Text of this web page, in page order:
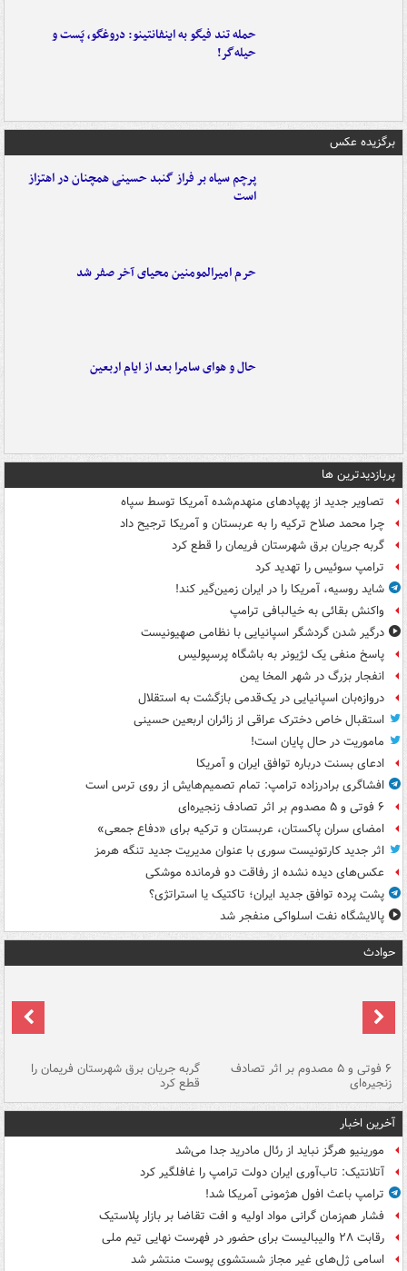
حمله تند فیگو به اینفانتینو: دروغگو، پَست‌ و
حیله‌گر!
برگزیده عکس
پرچم سیاه بر فراز گنبد حسینی همچنان در اهتزاز
است
حرم امیرالمومنین محیای آخر صفر شد
حال و هوای سامرا بعد از ایام اربعین
پربازدیدترین ها
تصاویر جدید از پهپادهای منهدم‌شده آمریکا توسط سپاه
چرا محمد صلاح ترکیه را به عربستان و آمریکا ترجیح داد
گربه جریان برق شهرستان فریمان را قطع کرد
ترامپ سوئیس را تهدید کرد
شاید روسیه، آمریکا را در ایران زمین‌گیر کند!
واکنش بقائی به خیالبافی ترامپ
درگیر شدن گردشگر اسپانیایی با نظامی صهیونیست
پاسخ منفی یک لژیونر به باشگاه پرسپولیس
انفجار بزرگ در شهر المخا یمن
دروازه‌بان اسپانیایی در یک‌قدمی بازگشت به استقلال
استقبال خاص دخترک عراقی از زائران اربعین حسینی
ماموریت در حال پایان است!
ادعای بسنت درباره توافق ایران و آمریکا
افشاگری برادرزاده ترامپ: تمام تصمیم‌هایش از روی ترس است
۶ فوتی و ۵ مصدوم بر اثر تصادف زنجیره‌ای
امضای سران پاکستان، عربستان و ترکیه برای «دفاع جمعی»
اثر جدید کارتونیست سوری با عنوان مدیریت جدید تنگه هرمز
عکس‌های دیده نشده از رفاقت دو فرمانده‌ موشکی
پشت پرده توافق جدید ایران؛ تاکتیک یا استراتژی؟
پالایشگاه نفت اسلواکی منفجر شد
حوادث
۶ فوتی و ۵ مصدوم بر اثر تصادف
زنجیره‌ای
گربه جریان برق شهرستان فریمان را
قطع کرد
آخرین اخبار
مورینیو هرگز نباید از رئال مادرید جدا می‌شد
آتلانتیک: تاب‌آوری ایران دولت ترامپ را غافلگیر کرد
ترامپ باعث افول هژمونی آمریکا شد!
فشار هم‌زمان گرانی مواد اولیه و افت تقاضا بر بازار پلاستیک
رقابت ۲۸ والیبالیست برای حضور در فهرست نهایی تیم ملی
اسامی ژل‌های غیر مجاز شستشوی پوست منتشر شد